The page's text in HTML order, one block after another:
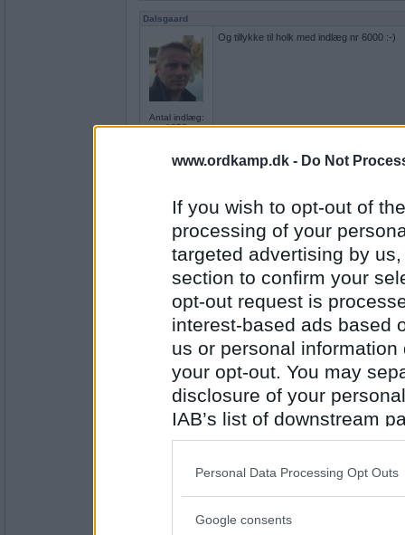
www.ordkamp.dk - Do Not
If you wish to opt-out of
processing of your
targeted advertising by
section to confirm your
opt-out request is
interest-based ads based
us or personal
your opt-out. You may
disclosure of your
IAB’s list of downstream
also be disclosed by us
Downstream Participants
Please note that this
Personal Data Processing Opt Outs
Google consents
Dalsgaard
Antal indlæg:
1253
Og tillykke til holk med indlæg nr 6000 :-)
holk61
Antal indlæg:
Dyreart
Gæt: ankriao
Dalsgaard
Antal indlæg:
1253
Okarina (uhh, legend of Zelda)
Gæt: ÆGTERES